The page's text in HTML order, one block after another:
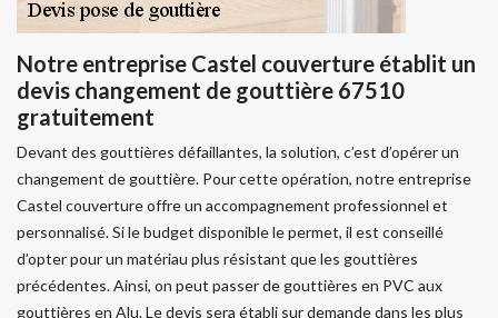
Notre entreprise Castel couverture établit un
devis changement de gouttière 67510
gratuitement
Devant des gouttières défaillantes, la solution, c’est d’opérer un
changement de gouttière. Pour cette opération, notre entreprise
Castel couverture offre un accompagnement professionnel et
personnalisé. Si le budget disponible le permet, il est conseillé
d’opter pour un matériau plus résistant que les gouttières
précédentes. Ainsi, on peut passer de gouttières en PVC aux
gouttières en Alu. Le devis sera établi sur demande dans les plus